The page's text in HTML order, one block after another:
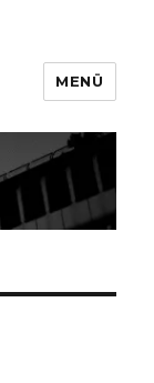
MENÜ